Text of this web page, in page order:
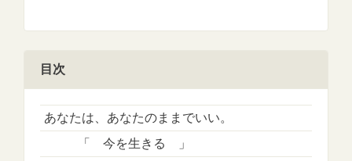
目次
あなたは、あなたのままでいい。
「 今を生きる 」